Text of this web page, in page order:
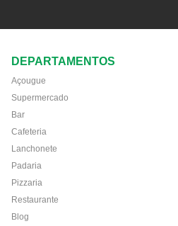
DEPARTAMENTOS
Açougue
Supermercado
Bar
Cafeteria
Lanchonete
Padaria
Pizzaria
Restaurante
Blog